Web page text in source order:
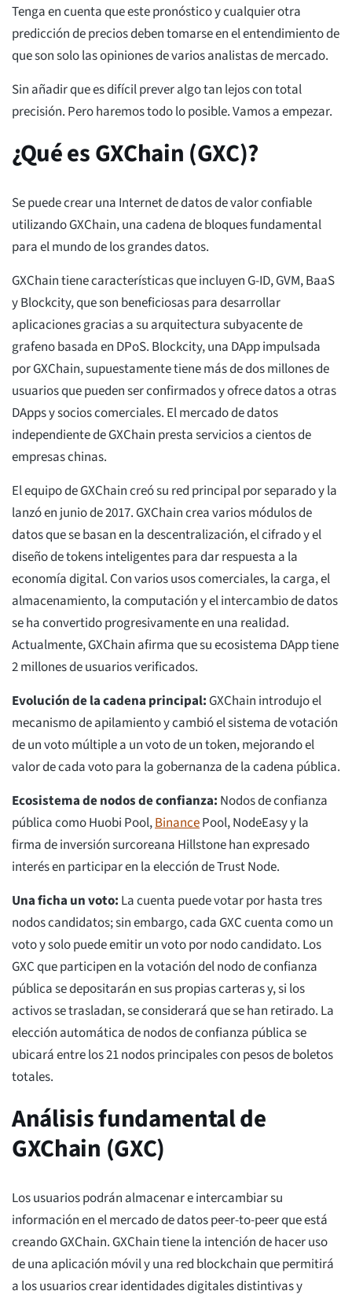
Tenga en cuenta que este pronóstico y cualquier otra
predicción de precios deben tomarse en el entendimiento de
que son solo las opiniones de varios analistas de mercado.
Sin añadir que es difícil prever algo tan lejos con total
precisión. Pero haremos todo lo posible. Vamos a empezar.
¿Qué es GXChain (GXC)?
Se puede crear una Internet de datos de valor confiable
utilizando GXChain, una cadena de bloques fundamental
para el mundo de los grandes datos.
GXChain tiene características que incluyen G-ID, GVM, BaaS
y Blockcity, que son beneficiosas para desarrollar
aplicaciones gracias a su arquitectura subyacente de
grafeno basada en DPoS. Blockcity, una DApp impulsada
por GXChain, supuestamente tiene más de dos millones de
usuarios que pueden ser confirmados y ofrece datos a otras
DApps y socios comerciales. El mercado de datos
independiente de GXChain presta servicios a cientos de
empresas chinas.
El equipo de GXChain creó su red principal por separado y la
lanzó en junio de 2017. GXChain crea varios módulos de
datos que se basan en la descentralización, el cifrado y el
diseño de tokens inteligentes para dar respuesta a la
economía digital. Con varios usos comerciales, la carga, el
almacenamiento, la computación y el intercambio de datos
se ha convertido progresivamente en una realidad.
Actualmente, GXChain afirma que su ecosistema DApp tiene
2 millones de usuarios verificados.
Evolución de la cadena principal: GXChain introdujo el
mecanismo de apilamiento y cambió el sistema de votación
de un voto múltiple a un voto de un token, mejorando el
valor de cada voto para la gobernanza de la cadena pública.
Ecosistema de nodos de confianza: Nodos de confianza
pública como Huobi Pool,BinancePool, NodeEasy y la
firma de inversión surcoreana Hillstone han expresado
interés en participar en la elección de Trust Node.
Una ficha un voto: La cuenta puede votar por hasta tres
nodos candidatos; sin embargo, cada GXC cuenta como un
voto y solo puede emitir un voto por nodo candidato. Los
GXC que participen en la votación del nodo de confianza
pública se depositarán en sus propias carteras y, si los
activos se trasladan, se considerará que se han retirado. La
elección automática de nodos de confianza pública se
ubicará entre los 21 nodos principales con pesos de boletos
totales.
Análisis fundamental de
GXChain (GXC)
Los usuarios podrán almacenar e intercambiar su
información en el mercado de datos peer-to-peer que está
creando GXChain. GXChain tiene la intención de hacer uso
de una aplicación móvil y una red blockchain que permitirá
a los usuarios crear identidades digitales distintivas y